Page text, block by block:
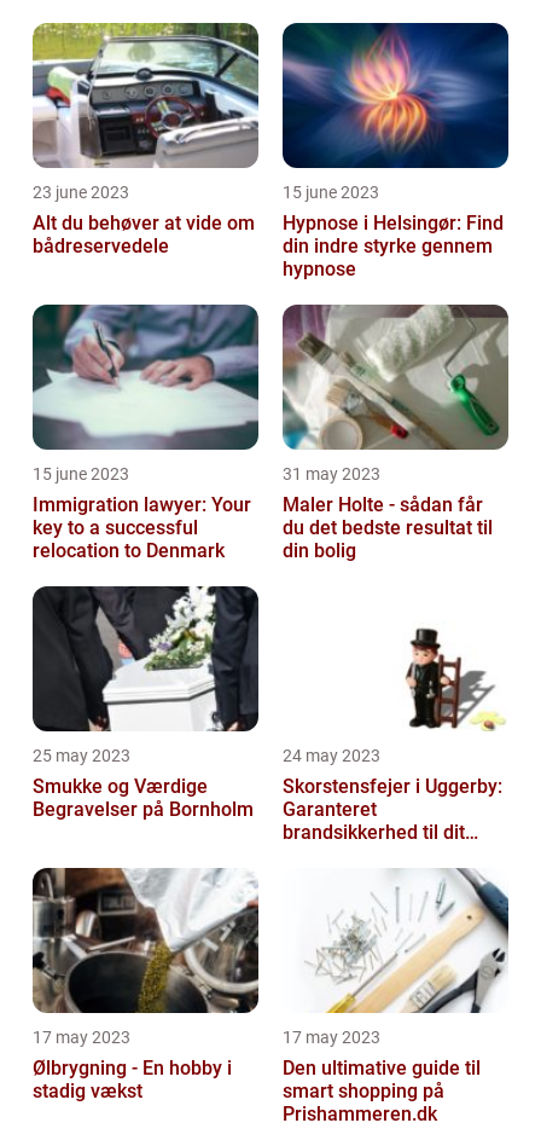
23 june 2023
Alt du behøver at vide om
bådreservedele
15 june 2023
Hypnose i Helsingør: Find
din indre styrke gennem
hypnose
15 june 2023
Immigration lawyer: Your
key to a successful
relocation to Denmark
31 may 2023
Maler Holte - sådan får
du det bedste resultat til
din bolig
25 may 2023
Smukke og Værdige
Begravelser på Bornholm
24 may 2023
Skorstensfejer i Uggerby:
Garanteret
brandsikkerhed til dit
17 may 2023
Ølbrygning - En hobby i
stadig vækst
17 may 2023
Den ultimative guide til
smart shopping på
Prishammeren.dk